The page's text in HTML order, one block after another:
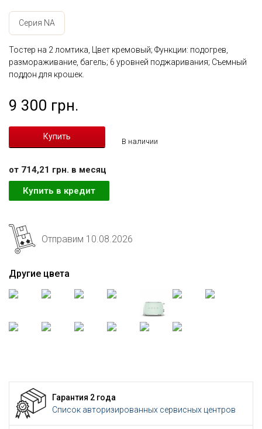
Серия NA
Тостер на 2 ломтика, Цвет кремовый; Функции: подогрев,
размораживание, багель; 6 уровней поджаривания; Съемный
поддон для крошек.
9 300 грн.
В наличии
от 714,21 грн. в месяц
Купить в кредит
Отправим 10.08.2026
Другие цвета
Гарантия 2 года
Список авторизированных сервисных центров